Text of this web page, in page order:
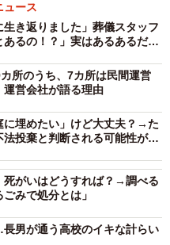
細な火力調整ができるほ
して、火葬炉の上に設け
有害物質を火力で処理す
質を外へ出さない仕組み
様になっています」
そうだ。
ュース
生き返りました」葬儀スタッフ
るの！？」実はあるあるだっ
所のうち、7カ所は民間運営
運営会社が語る理由
に埋めたい」けど大丈夫？→た
法投棄と判断される可能性が…
がいはどうすれば？→調べる
みで処分とは」
男が通う高校のイキな計らい